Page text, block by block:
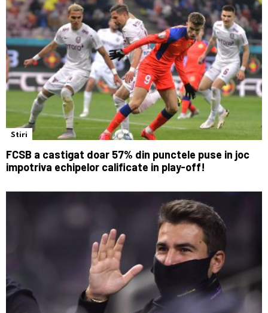
Stiri
FCSB a castigat doar 57% din punctele puse in joc
impotriva echipelor calificate in play-off!